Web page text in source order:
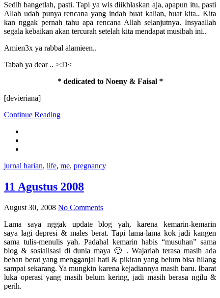
Sedih bangetlah, pasti. Tapi ya wis diikhlaskan aja, apapun itu, pasti
Allah udah punya rencana yang indah buat kalian, buat kita.. Kita
kan nggak pernah tahu apa rencana Allah selanjutnya. Insyaallah
segala kebaikan akan tercurah setelah kita mendapat musibah ini..
Amien3x ya rabbal alamieen..
Tabah ya dear .. >:D<
* dedicated to Noeny & Faisal *
[devieriana]
Continue Reading
jurnal harian, life, me, pregnancy
11 Agustus 2008
August 30, 2008 No Comments
Lama saya nggak update blog yah, karena kemarin-kemarin
saya lagi depresi & males berat. Tapi lama-lama kok jadi kangen
sama tulis-menulis yah. Padahal kemarin habis “musuhan” sama
blog & sosialisasi di dunia maya 🙂 . Wajarlah terasa masih ada
beban berat yang mengganjal hati & pikiran yang belum bisa hilang
sampai sekarang. Ya mungkin karena kejadiannya masih baru. Ibarat
luka operasi yang masih belum kering, jadi masih berasa ngilu &
perih.